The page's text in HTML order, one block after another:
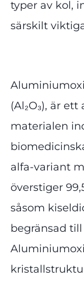
typer av kol,
särskilt
(Al₂O₃), är
materialen
alfa-variant
överstiger
såsom
begränsad